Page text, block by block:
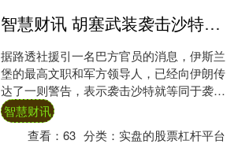
智慧财讯 胡塞武装袭击沙特触发防御协定，巴基斯坦向伊朗划出明确安全红线
据路透社援引一名巴方官员的消息，伊斯兰
堡的最高文职和军方领导人，已经向伊朗传
达了一则警告，表示袭击沙特就等同于袭击
巴基斯坦。相关人员还特意强调，这是巴方
的红线。....
智慧财讯
查看：63 分类： 实盘的股票杠杆平台